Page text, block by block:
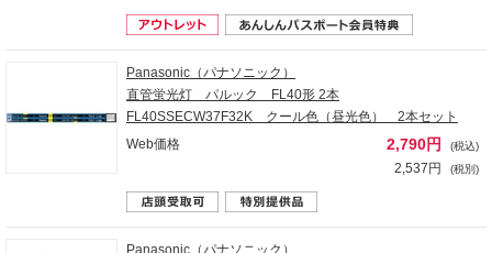
Panasonic（パナソニック）
直管蛍光灯 パルック FL40形 2本
FL40SSECW37F32K クール色（昼光色） 2本セット
Web価格
2,790円 (税込)
2,537円 (税別)
Panasonic（パナソニック）